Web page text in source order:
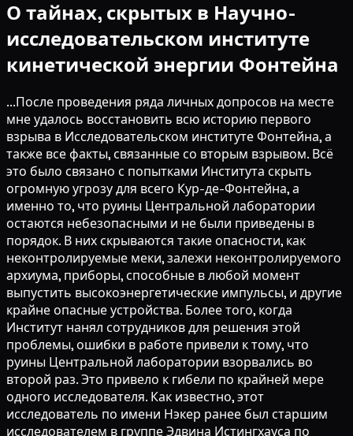
О тайнах, скрытых в Научно-
исследовательском институте
кинетической энергии Фонтейна
...После проведения ряда личных допросов на месте
мне удалось восстановить всю историю первого
взрыва в Исследовательском институте Фонтейна, а
также все факты, связанные со вторым взрывом. Всё
это было связано с попытками Института скрыть
огромную угрозу для всего Кур-де-Фонтейна, а
именно то, что руины Центральной лаборатории
остаются небезопасными и не были приведены в
порядок. В них скрываются такие опасности, как
неконтролируемые меки, залежи неконтролируемого
архиума, приборы, способные в любой момент
выпустить высокоэнергетические импульсы, и другие
крайне опасные устройства. Более того, когда
Институт нанял сотрудников для решения этой
проблемы, ошибки в работе привели к тому, что
руины Центральной лаборатории взорвались во
второй раз. Это привело к гибели по крайней мере
одного исследователя. Как известно, этот
исследователь по имени Нэкер ранее был старшим
исследователем в группе Эдвина Истингхауса по